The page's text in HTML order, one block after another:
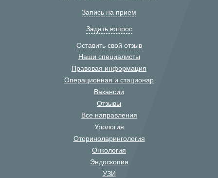
Запись на прием
Задать вопрос
Оставить свой отзыв
Наши специалисты
Правовая информация
Операционная и стационар
Вакансии
Отзывы
Все направления
Урология
Оториноларингология
Онкология
Эндоскопия
УЗИ